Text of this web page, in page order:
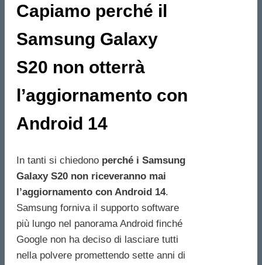
Capiamo perché il
Samsung Galaxy
S20 non otterrà
l’aggiornamento con
Android 14
In tanti si chiedono perché i Samsung
Galaxy S20 non riceveranno mai
l’aggiornamento con Android 14.
Samsung forniva il supporto software
più lungo nel panorama Android finché
Google non ha deciso di lasciare tutti
nella polvere promettendo sette anni di